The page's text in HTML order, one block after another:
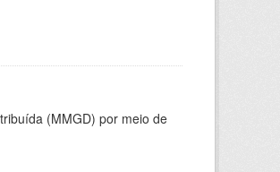
(MMGD) por meio de